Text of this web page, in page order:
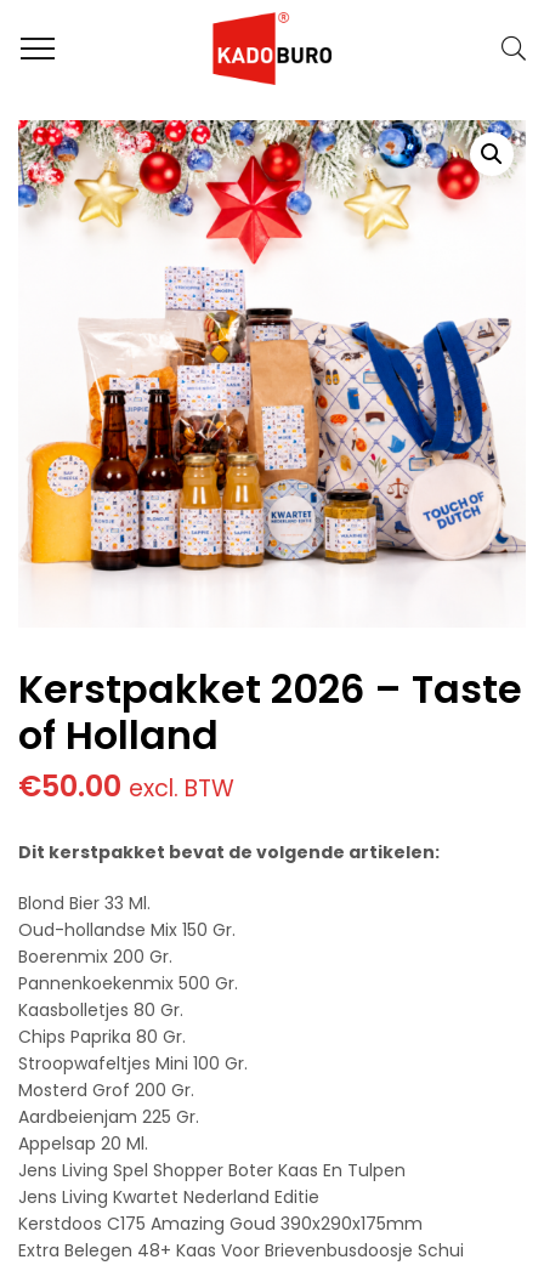
Home
Kerstpakketten
Kerstpakket 2026 – Taste of Holland
Kerstpakket 2026 – Taste
of Holland
€50.00 excl. BTW
Dit kerstpakket bevat de volgende artikelen:
Blond Bier 33 Ml.
Oud-hollandse Mix 150 Gr.
Boerenmix 200 Gr.
Pannenkoekenmix 500 Gr.
Kaasbolletjes 80 Gr.
Chips Paprika 80 Gr.
Stroopwafeltjes Mini 100 Gr.
Mosterd Grof 200 Gr.
Aardbeienjam 225 Gr.
Appelsap 20 Ml.
Jens Living Spel Shopper Boter Kaas En Tulpen
Jens Living Kwartet Nederland Editie
Kerstdoos C175 Amazing Goud 390x290x175mm
Extra Belegen 48+ Kaas Voor Brievenbusdoosje Schui